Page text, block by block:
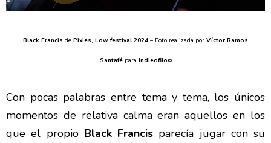
Black Francis de Pixies, Low festival 2024 – Foto realizada por Víctor Ramos
Santafépara Indieofilo©
Con pocas palabras entre tema y tema, los únicos
momentos de relativa calma eran aquellos en los
que el propio Black Francis parecía jugar con su